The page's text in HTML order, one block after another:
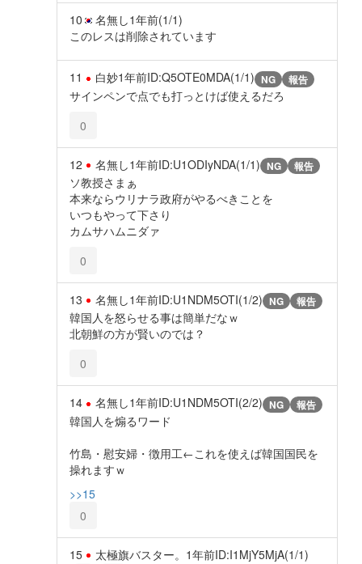
10 名無し1年前(1/1)
このレスは削除されています
11 白妙1年前ID:Q5OTE0MDA(1/1) NG 報告
サインペンで点でも打っとけば使えるだろ
0
12 名無し1年前ID:U1ODIyNDA(1/1) NG 報告
ソ教授さまぁ
本来ならウリナラ政府がやるべきことを
いつもやって下さり
カムサハムニダァ
0
13 名無し1年前ID:U1NDM5OTI(1/2) NG 報告
韓国人を怒らせる事は簡単だなｗ
北朝鮮の方が賢いのでは？
0
14 名無し1年前ID:U1NDM5OTI(2/2) NG 報告
韓国人を煽るワード
竹島・慰安婦・徴用工←これを使えば韓国国民を
操れますｗ
>>15
0
15 太極旗バスター。 1年前ID:I1MjY5MjA(1/1)